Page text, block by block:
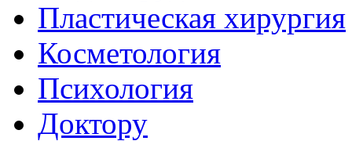
Пластическая хирургия
Косметология
Психология
Доктору